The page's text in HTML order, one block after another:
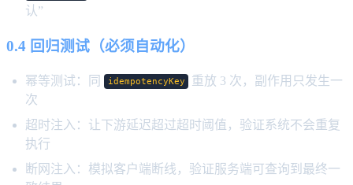
认”
0.4 回归测试（必须自动化）
幂等测试：同 idempotencyKey
重放 3 次，副作用只发生一
次
超时注入：让下游延迟超过超时阈值，验证系统不会重复
执行
断网注入：模拟客户端断线，验证服务端可查询到最终一